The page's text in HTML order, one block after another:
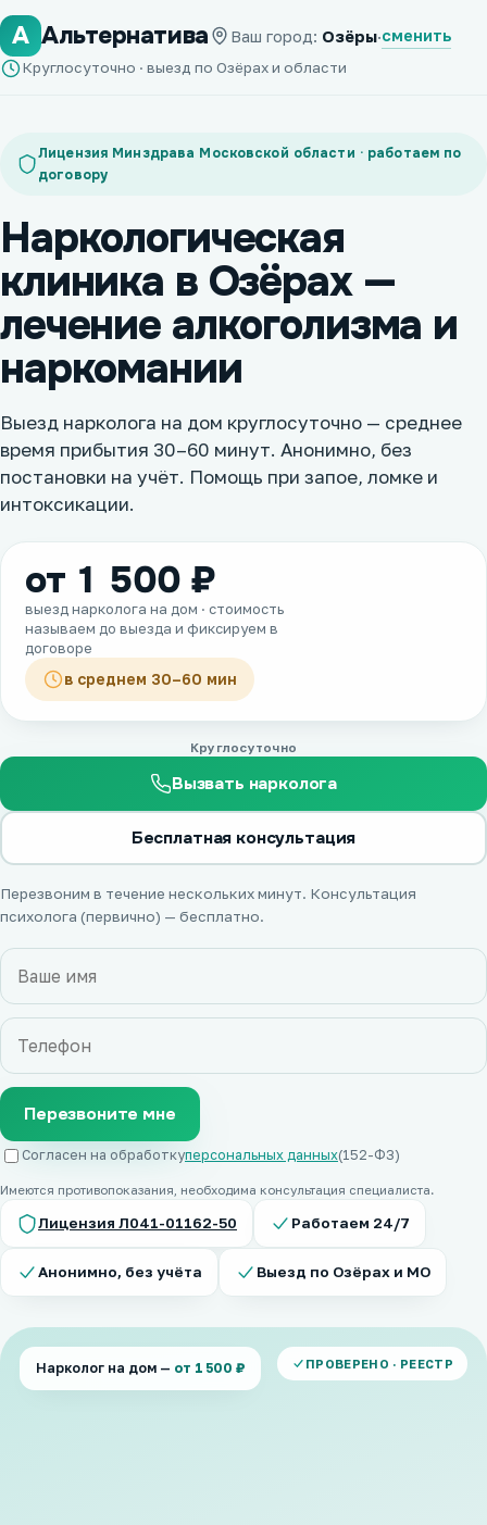
А Альтернатива Ваш город: Озёры·сменить
Круглосуточно · выезд по Озёрах и области
Лицензия Минздрава Московской области · работаем по
договору
Наркологическая
клиника в Озёрах —
лечение алкоголизма и
наркомании
Выезд нарколога на дом круглосуточно — среднее
время прибытия 30–60 минут. Анонимно, без
постановки на учёт. Помощь при запое, ломке и
интоксикации.
от 1 500 ₽
выезд нарколога на дом · стоимость
называем до выезда и фиксируем в
договоре
в среднем 30–60 мин
Круглосуточно
Вызвать нарколога
Бесплатная консультация
Перезвоним в течение нескольких минут. Консультация
психолога (первично) — бесплатно.
Перезвоните мне
Согласен на обработкуперсональных данных(152-ФЗ)
Имеются противопоказания, необходима консультация специалиста.
Лицензия Л041-01162-50 Работаем 24/7
Анонимно, без учёта Выезд по Озёрах и МО
ПРОВЕРЕНО · РЕЕСТР
Нарколог на дом — от 1 500 ₽